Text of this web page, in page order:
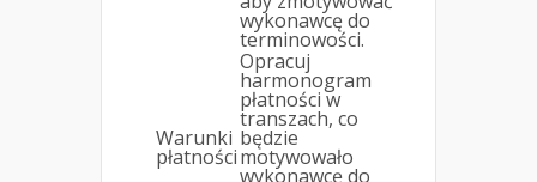
wykonawcę do
terminowości.
Warunki
płatności
Opracuj
harmonogram
płatności w
transzach, co
będzie
motywowało
wykonawcę do